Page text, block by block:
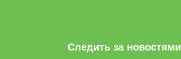
Следить за новостями